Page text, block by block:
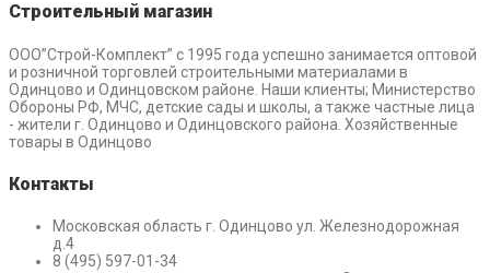
Строительный магазин
ООО”Строй-Комплект” с 1995 года успешно занимается оптовой
и розничной торговлей строительными материалами в
Одинцово и Одинцовском районе. Наши клиенты; Министерство
Обороны РФ, МЧС, детские сады и школы, а также частные лица
- жители г. Одинцово и Одинцовского района. Хозяйственные
товары в Одинцово
Контакты
Московская область г. Одинцово ул. Железнодорожная
д.4
8 (495) 597-01-34